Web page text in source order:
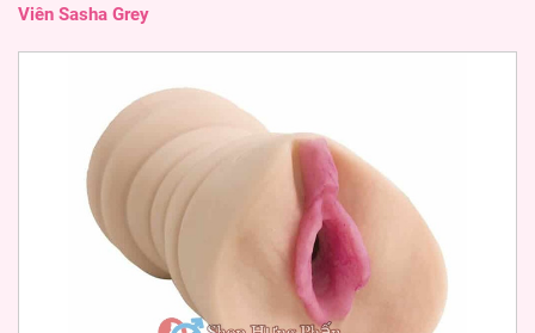
Viên Sasha Grey